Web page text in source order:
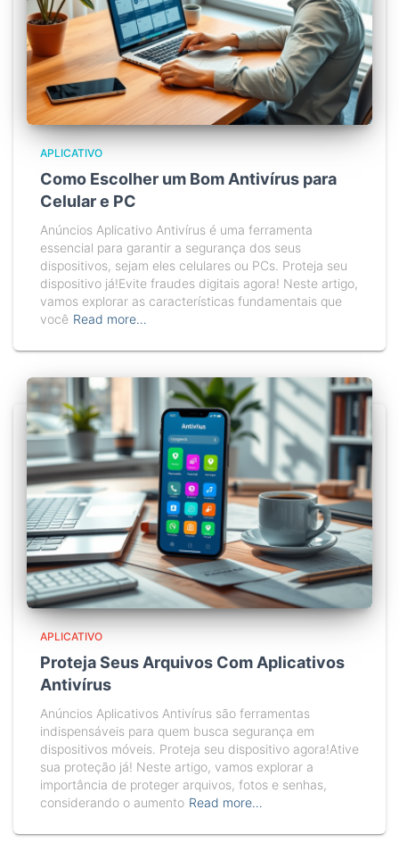
APLICATIVO
Como Escolher um Bom Antivírus para
Celular e PC
Anúncios Aplicativo Antivírus é uma ferramenta
essencial para garantir a segurança dos seus
dispositivos, sejam eles celulares ou PCs. Proteja seu
dispositivo já!Evite fraudes digitais agora! Neste artigo,
vamos explorar as características fundamentais que
você Read more…
APLICATIVO
Proteja Seus Arquivos Com Aplicativos
Antivírus
Anúncios Aplicativos Antivírus são ferramentas
indispensáveis para quem busca segurança em
dispositivos móveis. Proteja seu dispositivo agora!Ative
sua proteção já! Neste artigo, vamos explorar a
importância de proteger arquivos, fotos e senhas,
considerando o aumento Read more…